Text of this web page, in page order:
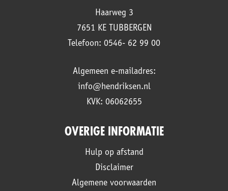
Haarweg 3
7651 KE TUBBERGEN
Telefoon: 0546- 62 99 00
Algemeen e-mailadres:
info@hendriksen.nl
KVK: 06062655
OVERIGE INFORMATIE
Hulp op afstand
Disclaimer
Algemene voorwaarden